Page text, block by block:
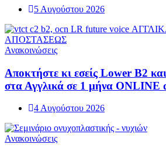
5 Αυγούστου 2026
Ανακοινώσεις
Αποκτήστε κι εσείς Lower Β2
στα Αγγλικά σε 1 μήνα ONLINE
4 Αυγούστου 2026
Ανακοινώσεις